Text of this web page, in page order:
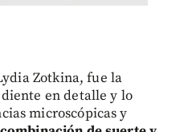
Zotkina, fue la
en detalle y lo
microscópicas y